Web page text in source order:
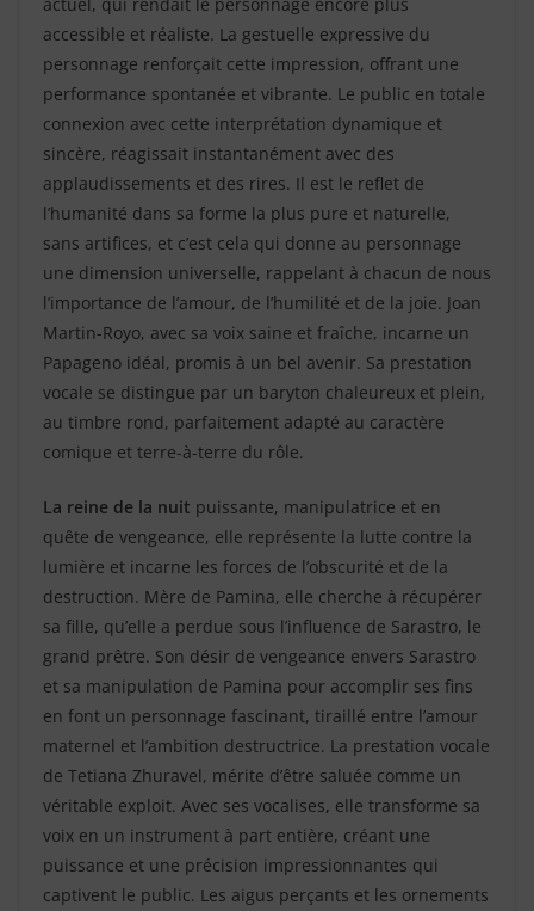
accessible et réaliste. La gestuelle expressive du
personnage renforçait cette impression, offrant une
performance spontanée et vibrante. Le public en totale
connexion avec cette interprétation dynamique et
sincère, réagissait instantanément avec des
applaudissements et des rires. Il est le reflet de
l’humanité dans sa forme la plus pure et naturelle,
sans artifices, et c’est cela qui donne au personnage
une dimension universelle, rappelant à chacun de nous
l’importance de l’amour, de l’humilité et de la joie. Joan
Martin-Royo, avec sa voix saine et fraîche, incarne un
Papageno idéal, promis à un bel avenir. Sa prestation
vocale se distingue par un baryton chaleureux et plein,
au timbre rond, parfaitement adapté au caractère
comique et terre-à-terre du rôle.
La reine de la nuit puissante, manipulatrice et en
quête de vengeance, elle représente la lutte contre la
lumière et incarne les forces de l’obscurité et de la
destruction. Mère de Pamina, elle cherche à récupérer
sa fille, qu’elle a perdue sous l’influence de Sarastro, le
grand prêtre. Son désir de vengeance envers Sarastro
et sa manipulation de Pamina pour accomplir ses fins
en font un personnage fascinant, tiraillé entre l’amour
maternel et l’ambition destructrice. La prestation vocale
de Tetiana Zhuravel, mérite d’être saluée comme un
véritable exploit. Avec ses vocalises, elle transforme sa
voix en un instrument à part entière, créant une
puissance et une précision impressionnantes qui
captivent le public. Les aigus perçants et les ornements